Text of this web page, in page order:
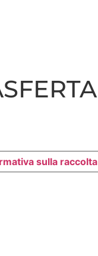
sulla raccolta